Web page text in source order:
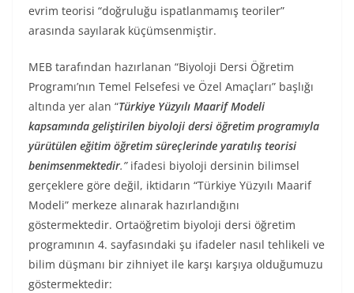
evrim teorisi “doğruluğu ispatlanmamış teoriler”
arasında sayılarak küçümsenmiştir.
MEB tarafından hazırlanan “Biyoloji Dersi Öğretim
Programı’nın Temel Felsefesi ve Özel Amaçları” başlığı
altında yer alan “Türkiye Yüzyılı Maarif Modeli
kapsamında geliştirilen biyoloji dersi öğretim programıyla
yürütülen eğitim öğretim süreçlerinde yaratılış teorisi
benimsenmektedir.” ifadesi biyoloji dersinin bilimsel
gerçeklere göre değil, iktidarın “Türkiye Yüzyılı Maarif
Modeli” merkeze alınarak hazırlandığını
göstermektedir. Ortaöğretim biyoloji dersi öğretim
programının 4. sayfasındaki şu ifadeler nasıl tehlikeli ve
bilim düşmanı bir zihniyet ile karşı karşıya olduğumuzu
göstermektedir: